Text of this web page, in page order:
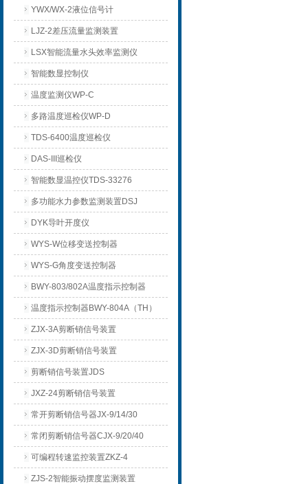
YWX/WX-2液位信号计
LJZ-2差压流量监测装置
LSX智能流量水头效率监测仪
智能数显控制仪
温度监测仪WP-C
多路温度巡检仪WP-D
TDS-6400温度巡检仪
DAS-III巡检仪
智能数显温控仪TDS-33276
多功能水力参数监测装置DSJ
DYK导叶开度仪
WYS-W位移变送控制器
WYS-G角度变送控制器
BWY-803/802A温度指示控制器
温度指示控制器BWY-804A（TH）
ZJX-3A剪断销信号装置
ZJX-3D剪断销信号装置
剪断销信号装置JDS
JXZ-24剪断销信号装置
常开剪断销信号器JX-9/14/30
常闭剪断销信号器CJX-9/20/40
可编程转速监控装置ZKZ-4
ZJS-2智能振动摆度监测装置